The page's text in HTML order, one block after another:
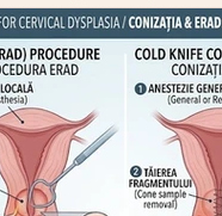
Chirurgie plastică-